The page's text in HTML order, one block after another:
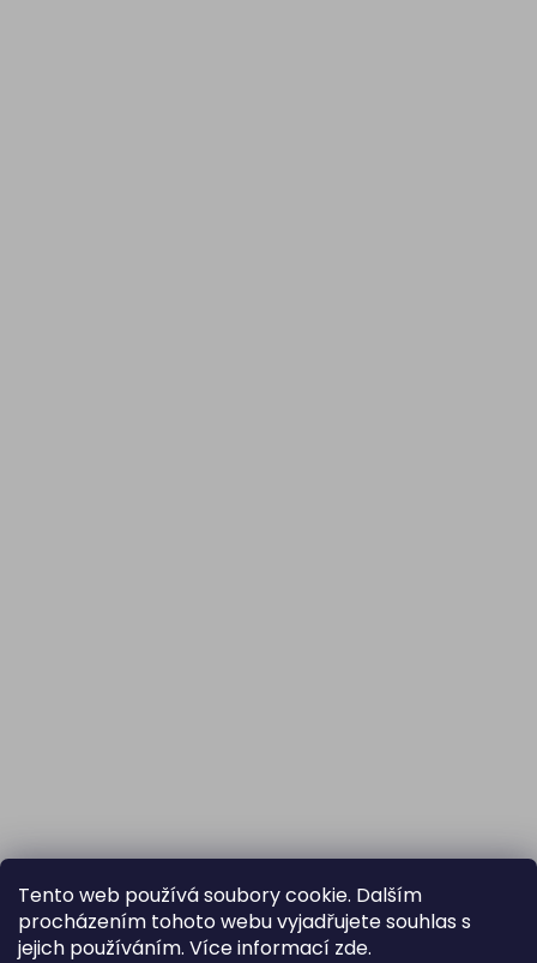
Tento web používá soubory cookie. Dalším
procházením tohoto webu vyjadřujete souhlas s
jejich používáním. Více informací zde.